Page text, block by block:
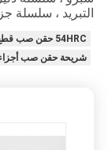
التبريد ، سلسلة
54HRC حقن صب قطع غيار السيارات
شريحة حقن صب